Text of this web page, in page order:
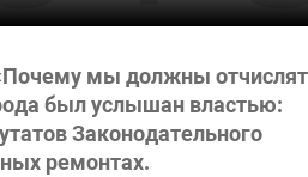
мы должны
был услышан властью:
Законодательного
ремонтах.